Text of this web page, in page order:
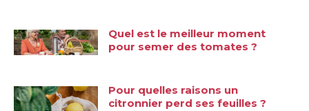
Quel est le meilleur moment
pour semer des tomates ?
Pour quelles raisons un
citronnier perd ses feuilles ?